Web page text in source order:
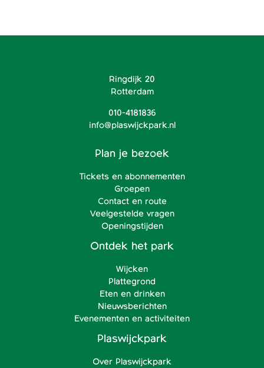
Ringdijk 20
Rotterdam
010-4181836
info@plaswijckpark.nl
Plan je bezoek
Tickets en abonnementen
Groepen
Contact en route
Veelgestelde vragen
Openingstijden
Ontdek het park
Wijcken
Plattegrond
Eten en drinken
Nieuwsberichten
Evenementen en activiteiten
Plaswijckpark
Over Plaswijckpark